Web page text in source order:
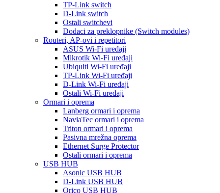
TP-Link switch
D-Link switch
Ostali switchevi
Dodaci za preklopnike (Switch modules)
Routeri, AP-ovi i repetitori
ASUS Wi-Fi uređaji
Mikrotik Wi-Fi uređaji
Ubiquiti Wi-Fi uređaji
TP-Link Wi-Fi uređaji
D-Link Wi-Fi uređaji
Ostali Wi-Fi uređaji
Ormari i oprema
Lanberg ormari i oprema
NaviaTec ormari i oprema
Triton ormari i oprema
Pasivna mrežna oprema
Ethernet Surge Protector
Ostali ormari i oprema
USB HUB
Asonic USB HUB
D-Link USB HUB
Orico USB HUB